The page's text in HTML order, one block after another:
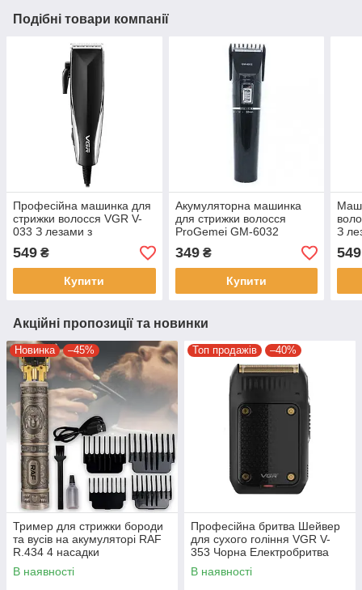
Подібні товари компанії
Професійна машинка для
стрижки волосся VGR V-
033 З лезами з
нержавіючої сталі
549 ₴
Купити
Акумуляторна машинка
для стрижки волосся
ProGemei GM-6032
Тример для стрижки та
окантування бороди
349₴
Купити
З
549
Акційні пропозиції та новинки
Новинка –45%
Тример для стрижки бороди
та вусів на акумуляторі RAF
R.434 4 насадки
В наявності
Топ продажів –40%
Професійна бритва Шейвер
для сухого гоління VGR V-
353 Чорна Електробритва
портативна чоловіча
В наявності